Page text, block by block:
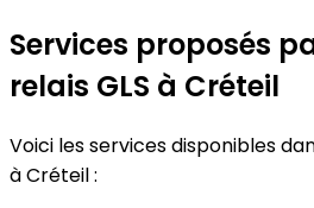
Services proposés
relais GLS à Créteil
Voici les services disponibles
à Créteil :